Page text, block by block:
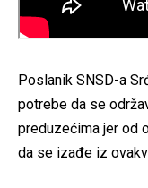
Poslanik SNSD-a
potrebe da se
preduzećima jer od
da se izađe iz